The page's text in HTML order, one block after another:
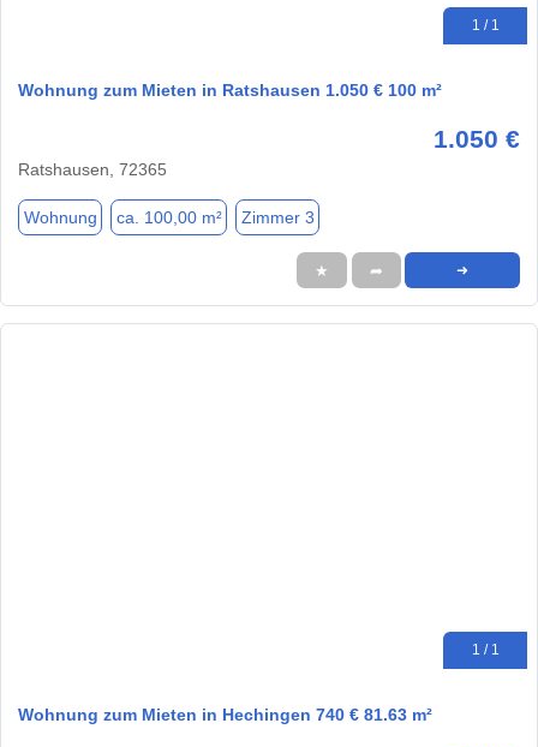
1 / 1
Wohnung zum Mieten in Ratshausen 1.050 € 100 m²
1.050 €
Ratshausen, 72365
Wohnung ca. 100,00 m² Zimmer 3
★ ➦ ➜
1 / 1
Wohnung zum Mieten in Hechingen 740 € 81.63 m²